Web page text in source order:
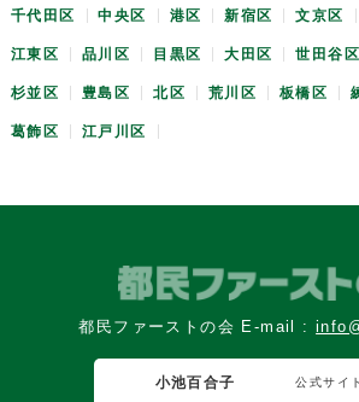
千代田区 中央区 港区 新宿区 文京区
江東区 品川区 目黒区 大田区 世田谷区
杉並区 豊島区 北区 荒川区 板橋区
葛飾区 江戸川区
都民ファーストの会 E-mail :
小池百合子 公式サイ